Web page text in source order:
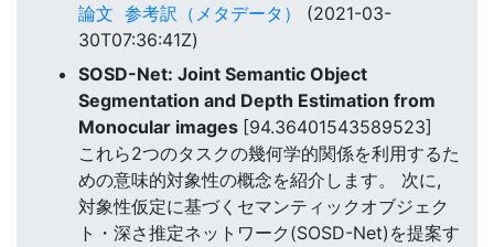
論文 参考訳（メタデータ）
(2021-03-
30T07:36:41Z)
SOSD-Net: Joint Semantic Object
Segmentation and Depth Estimation from
Monocular images [94.36401543589523]
これら2つのタスクの幾何学的関係を利用するた
めの意味的対象性の概念を紹介します。 次に,
対象性仮定に基づくセマンティックオブジェク
ト・深さ推定ネットワーク(SOSD-Net)を提案す